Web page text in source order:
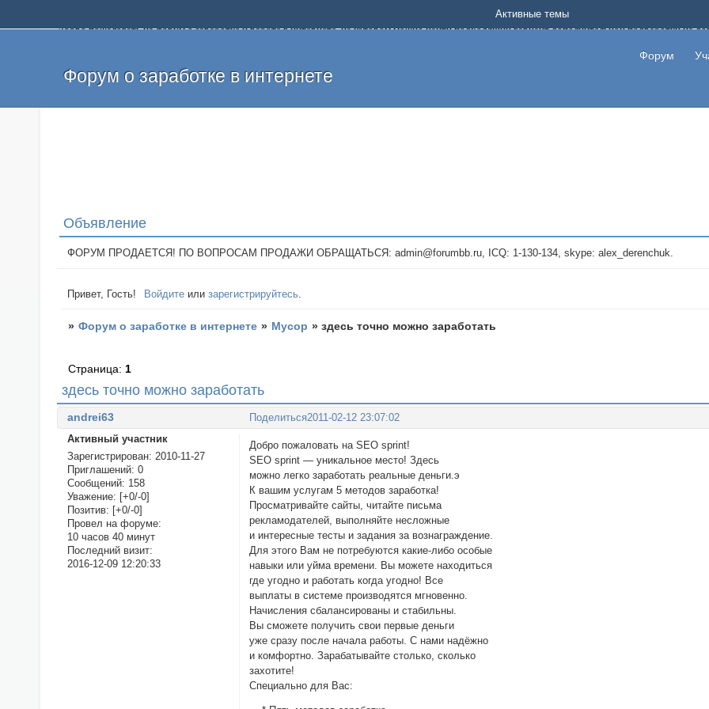
Добро пожаловать на форум о заработке и работе в интернете, на котором можно найти подходящий вариант дополнительной подработки на
и оставлять свои отзывы. Если вы знаете, что определенный проект или сайт не платит, то указывайте в теме что это лохотрон, чтобы другие
легкие деньги без вложений и регистрации уже сегодня. Создавайте новые темы, размещайте объявления со своими пригласительными
Форум о заработке в интернете
Форум
Активные темы
Объявление
ФОРУМ ПРОДАЕТСЯ! ПО ВОПРОСАМ ПРОДАЖИ ОБРАЩАТЬСЯ: admin@forumbb.ru, ICQ: 1-130-134, skype: alex_derenchuk.
Привет, Гость! Войдите илизарегистрируйтесь.
» Форум о заработке в интернете » Мусор »здесь точно можно заработать
здесь точно можно заработать
Страница: 1
Поделиться2011-02-12 23:07:02
andrei63
Активный участник
Зарегистрирован: 2010-11-27
Приглашений: 0
Сообщений: 158
Уважение: [+0/-0]
Позитив: [+0/-0]
Провел на форуме:
10 часов 40 минут
Последний визит:
2016-12-09 12:20:33
Добро пожаловать на SEO sprint!
SEO sprint — уникальное место! Здесь
можно легко заработать реаль­ные деньги.э
К вашим услугам 5 методов заработка!
Просматривайте сайты, читайте письма
рекламодателей, выполняйте несложные
и интересные тесты и задания за вознаграждение.
Для этого Вам не потребуются какие-либо особые
навыки или уйма времени. Вы можете находиться
где угодно и работать когда угодно! Все
выплаты в системе производятся мгновенно.
Начисления сбалансированы и стабильны.
Вы сможете получить свои первые деньги
уже сразу после начала работы. С нами надёжно
и комфортно. Зарабатывайте столько, сколько
захотите!
Специально для Вас: